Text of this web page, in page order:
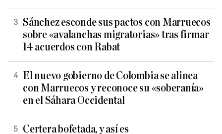
Sánchez esconde sus pactos con Marruecos
sobre «avalanchas migratorias» tras firmar
14 acuerdos con Rabat
El nuevo gobierno de Colombia se alinea
con Marruecos y reconoce su «soberanía»
en el Sáhara Occidental
Certera bofetada, y así es